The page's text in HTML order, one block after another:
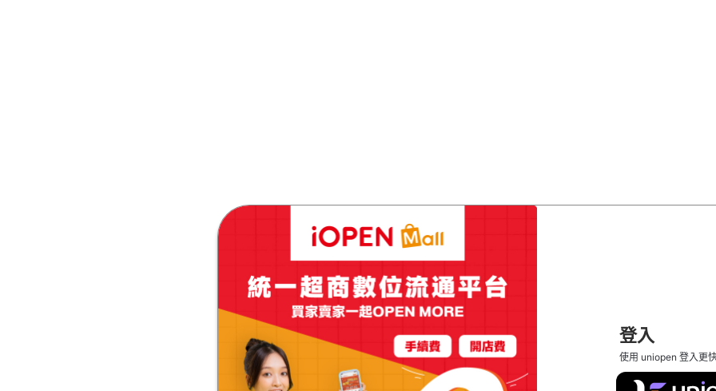
登入
使用 uniopen 登入更